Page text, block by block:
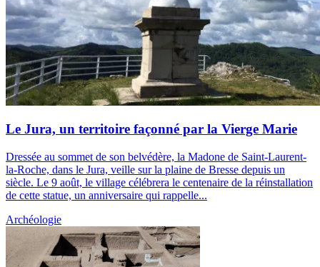
Le Jura, un territoire façonné par la Vierge Marie
Dressée au sommet de son belvédère, la Madone de Saint-Laurent-
la-Roche, dans le Jura, veille sur la plaine de Bresse depuis un
siècle. Le 9 août, le village célébrera le centenaire de la réinstallation
de cette statue, un anniversaire qui rappelle...
Archéologie